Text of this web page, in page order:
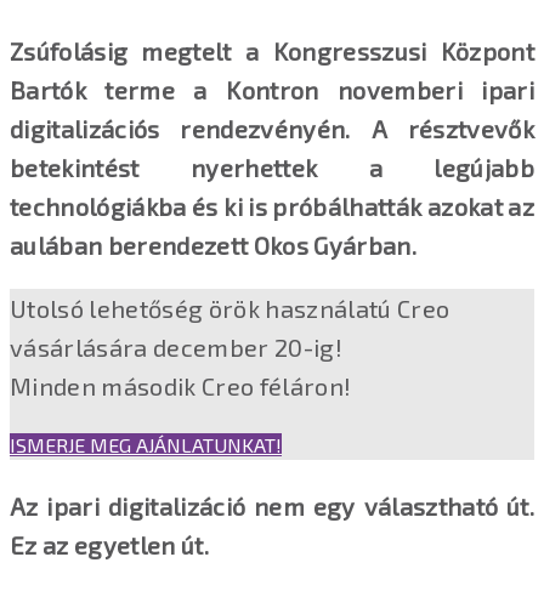
Zsúfolásig megtelt a Kongresszusi Központ
Bartók terme a Kontron novemberi ipari
digitalizációs rendezvényén. A résztvevők
betekintést nyerhettek a legújabb
technológiákba és ki is próbálhatták azokat az
aulában berendezett Okos Gyárban.
Utolsó lehetőség örök használatú Creo
vásárlására december 20-ig!
Minden második Creo féláron!
ISMERJE MEG AJÁNLATUNKAT!
Az ipari digitalizáció nem egy választható út.
Ez az egyetlen út.